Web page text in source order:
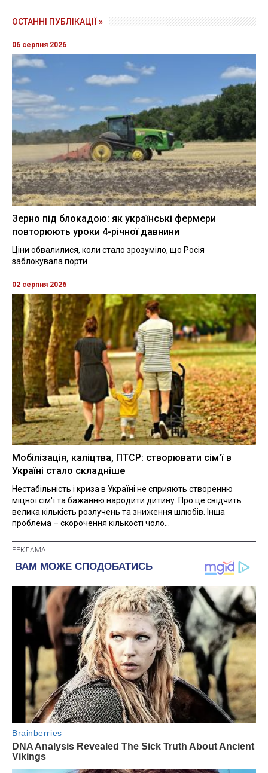
ОСТАННІ ПУБЛІКАЦІЇ »
06 серпня 2026
Зерно під блокадою: як українські фермери
повторюють уроки 4-річної давнини
Ціни обвалилися, коли стало зрозуміло, що Росія
заблокувала порти
02 серпня 2026
Мобілізація, каліцтва, ПТСР: створювати сім'ї в
Україні стало складніше
Нестабільність і криза в Україні не сприяють створенню
міцної сім'ї та бажанню народити дитину. Про це свідчить
велика кількість розлучень та зниження шлюбів. Інша
проблема – скорочення кількості чоло...